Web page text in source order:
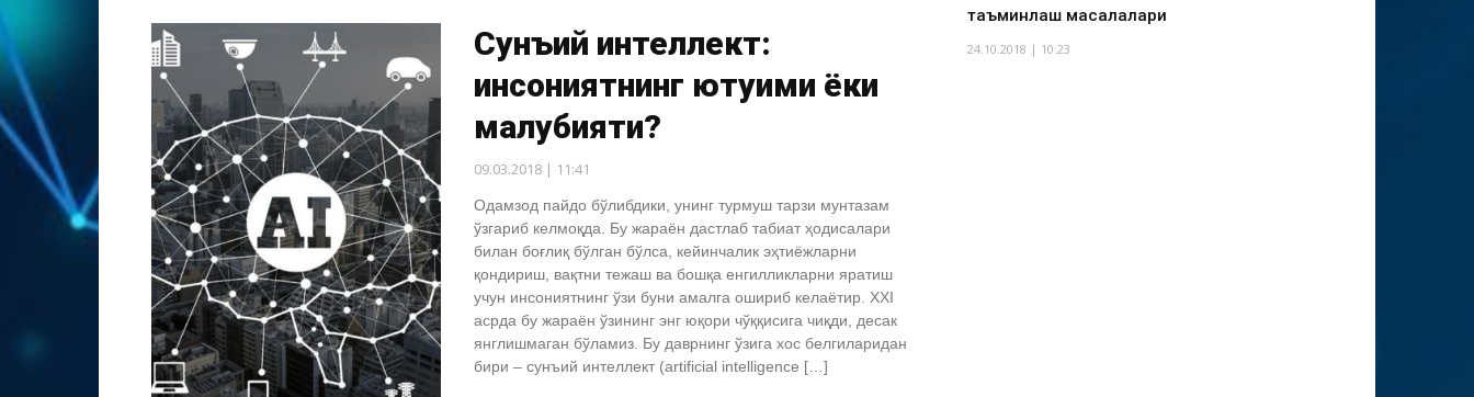
Сунъий интеллект:
инсониятнинг ютуғими ёки
мағлубияти?
09.03.2018 | 11:41
Одамзод пайдо бўлибдики, унинг турмуш тарзи мунтазам
ўзгариб келмоқда. Бу жараён дастлаб табиат ҳодисалари
билан боғлиқ бўлган бўлса, кейинчалик эҳтиёжларни
қондириш, вақтни тежаш ва бошқа енгилликларни яратиш
учун инсониятнинг ўзи буни амалга ошириб келаётир. XXI
асрда бу жараён ўзининг энг юқори чўққисига чиқди, десак
янглишмаган бўламиз. Бу даврнинг ўзига хос белгиларидан
бири – сунъий интеллект (artificial intelligence […]
таъминлаш масалалари
24.10.2018 | 10:23